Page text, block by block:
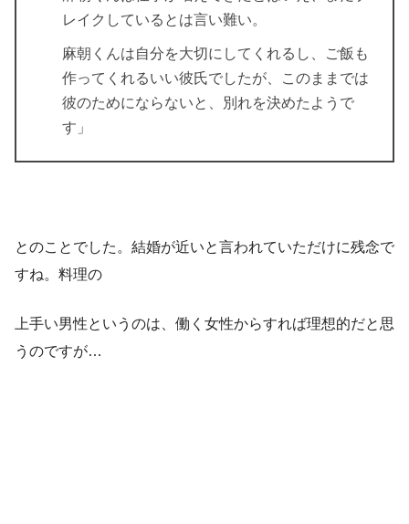
レイクしているとは言い難い。
麻朝くんは自分を大切にしてくれるし、ご飯も
作ってくれるいい彼氏でしたが、このままでは
彼のためにならないと、別れを決めたようで
す」
とのことでした。 結婚が近いと言われていただけに残念で
すね。料理の
上手い男性というのは、働く女性からすれば理想的だと思
うのですが…